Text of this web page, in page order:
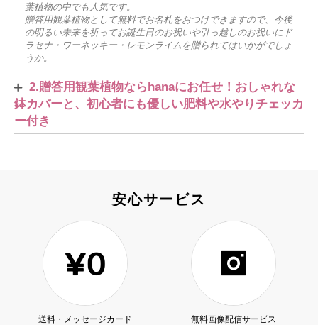
葉植物の中でも人気です。
贈答用観葉植物として無料でお名札をおつけできますので、今後
の明るい未来を祈ってお誕生日のお祝いや引っ越しのお祝いにド
ラセナ・ワーネッキー・レモンライムを贈られてはいかがでしょ
うか。
2.贈答用観葉植物ならhanaにお任せ！おしゃれな
鉢カバーと、初心者にも優しい肥料や水やりチェッカ
ー付き
安心サービス
送料・メッセージカード
無料画像配信サービス